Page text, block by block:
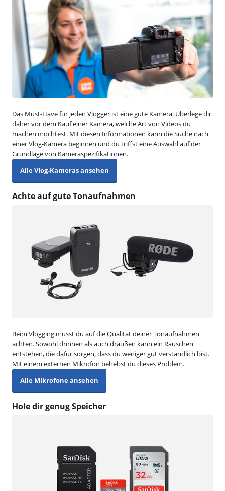
Das Must-Have für jeden Vlogger ist eine gute Kamera. Überlege dir
daher vor dem Kauf einer Kamera, welche Art von Videos du
machen möchtest. Mit diesen Informationen kann die Suche nach
einer Vlog-Kamera beginnen und du triffst eine Auswahl auf der
Grundlage von Kameraspezifikationen.
Alle Vlog-Kameras ansehen
Achte auf gute Tonaufnahmen
Beim Vlogging musst du auf die Qualität deiner Tonaufnahmen
achten. Sowohl drinnen als auch draußen kann ein Rauschen
entstehen, die dafür sorgen, dass du weniger gut verständlich bist.
Mit einem externen Mikrofon behebst du dieses Problem.
Alle Mikrofone ansehen
Hole dir genug Speicher